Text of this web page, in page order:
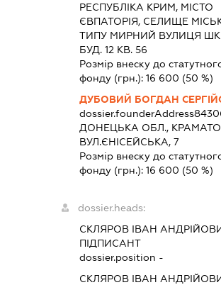
РЕСПУБЛІКА КРИМ, МІСТО
ЄВПАТОРІЯ, СЕЛИЩЕ
ТИПУ МИРНИЙ ВУЛИЦЯ
БУД. 12 КВ. 56
Розмір внеску до
фонду (грн.): 16 600 (50 %)
ДУБОВИЙ БОГДАН
dossier.founderAddress
ДОНЕЦЬКА ОБЛ.,
ВУЛ.ЄНІСЕЙСЬКА, 7
Розмір внеску до
фонду (грн.): 16 600 (50 %)
dossier.heads:
СКЛЯРОВ ІВАН
ПІДПИСАНТ
dossier.position -
СКЛЯРОВ ІВАН